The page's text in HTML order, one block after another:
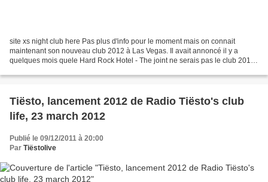
site xs night club here Pas plus d'info pour le moment mais on connait
maintenant son nouveau club 2012 à Las Vegas. Il avait annoncé il y a
quelques mois quele Hard Rock Hotel - The joint ne serais pas le club 2012
Tiësto, lancement 2012 de Radio Tiësto's club
life, 23 march 2012
Publié le 09/12/2011 à 20:00
Par Tiëstolive